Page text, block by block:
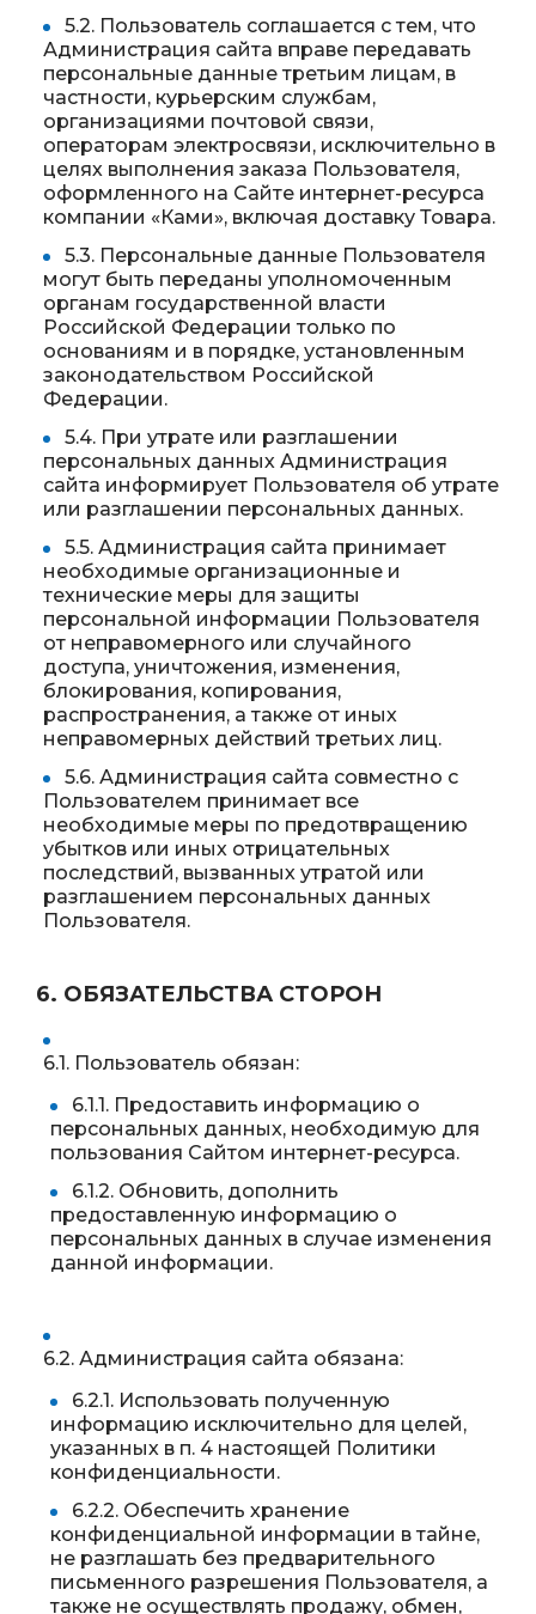
5.2. Пользователь соглашается с тем, что
Администрация сайта вправе передавать
персональные данные третьим лицам, в
частности, курьерским службам,
организациями почтовой связи,
операторам электросвязи, исключительно в
целях выполнения заказа Пользователя,
оформленного на Сайте интернет-ресурса
компании «Ками», включая доставку Товара.
5.3. Персональные данные Пользователя
могут быть переданы уполномоченным
органам государственной власти
Российской Федерации только по
основаниям и в порядке, установленным
законодательством Российской
Федерации.
5.4. При утрате или разглашении
персональных данных Администрация
сайта информирует Пользователя об утрате
или разглашении персональных данных.
5.5. Администрация сайта принимает
необходимые организационные и
технические меры для защиты
персональной информации Пользователя
от неправомерного или случайного
доступа, уничтожения, изменения,
блокирования, копирования,
распространения, а также от иных
неправомерных действий третьих лиц.
5.6. Администрация сайта совместно с
Пользователем принимает все
необходимые меры по предотвращению
убытков или иных отрицательных
последствий, вызванных утратой или
разглашением персональных данных
Пользователя.
6. ОБЯЗАТЕЛЬСТВА СТОРОН
6.1. Пользователь обязан:
6.1.1. Предоставить информацию о
персональных данных, необходимую для
пользования Сайтом интернет-ресурса.
6.1.2. Обновить, дополнить
предоставленную информацию о
персональных данных в случае изменения
данной информации.
6.2. Администрация сайта обязана:
6.2.1. Использовать полученную
информацию исключительно для целей,
указанных в п. 4 настоящей Политики
конфиденциальности.
6.2.2. Обеспечить хранение
конфиденциальной информации в тайне,
не разглашать без предварительного
письменного разрешения Пользователя, а
также не осуществлять продажу, обмен,